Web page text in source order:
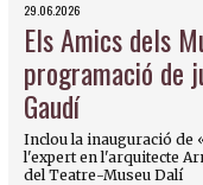
29.06.2026
Els Amics dels
programació de
Gaudí
Inclou la inauguració de
l'expert en l'arquitecte
del Teatre-Museu Dalí